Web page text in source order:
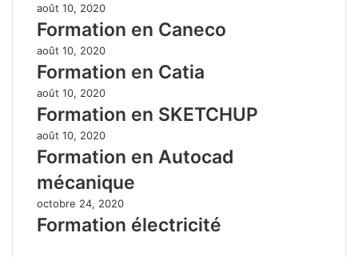
août 10, 2020
Formation en Caneco
août 10, 2020
Formation en Catia
août 10, 2020
Formation en SKETCHUP
août 10, 2020
Formation en Autocad
mécanique
octobre 24, 2020
Formation électricité